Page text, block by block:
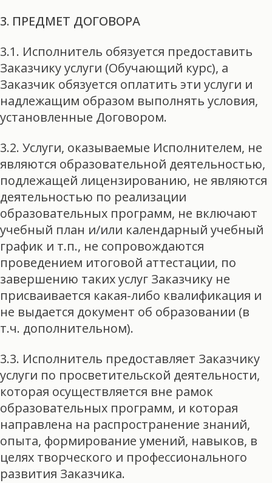
3. ПРЕДМЕТ ДОГОВОРА
3.1. Исполнитель обязуется предоставить
Заказчику услуги (Обучающий курс), а
Заказчик обязуется оплатить эти услуги и
надлежащим образом выполнять условия,
установленные Договором.
3.2. Услуги, оказываемые Исполнителем, не
являются образовательной деятельностью,
подлежащей лицензированию, не являются
деятельностью по реализации
образовательных программ, не включают
учебный план и/или календарный учебный
график и т.п., не сопровождаются
проведением итоговой аттестации, по
завершению таких услуг Заказчику не
присваивается какая-либо квалификация и
не выдается документ об образовании (в
т.ч. дополнительном).
3.3. Исполнитель предоставляет Заказчику
услуги по просветительской деятельности,
которая осуществляется вне рамок
образовательных программ, и которая
направлена на распространение знаний,
опыта, формирование умений, навыков, в
целях творческого и профессионального
развития Заказчика.